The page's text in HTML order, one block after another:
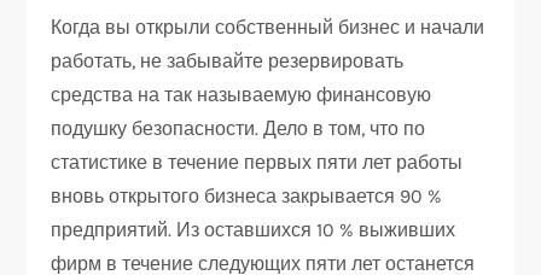
Когда вы открыли собственный бизнес и начали
работать, не забывайте резервировать
средства на так называемую финансовую
подушку безопасности. Дело в том, что по
статистике в течение первых пяти лет работы
вновь открытого бизнеса закрывается 90 %
предприятий. Из оставшихся 10 % выживших
фирм в течение следующих пяти лет останется